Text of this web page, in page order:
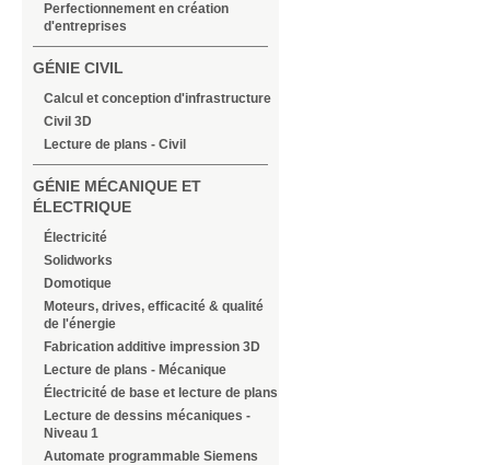
Perfectionnement en création
d'entreprises
GÉNIE CIVIL
Calcul et conception d'infrastructure
Civil 3D
Lecture de plans - Civil
GÉNIE MÉCANIQUE ET
ÉLECTRIQUE
Électricité
Solidworks
Domotique
Moteurs, drives, efficacité & qualité
de l'énergie
Fabrication additive impression 3D
Lecture de plans - Mécanique
Électricité de base et lecture de plans
Lecture de dessins mécaniques -
Niveau 1
Automate programmable Siemens